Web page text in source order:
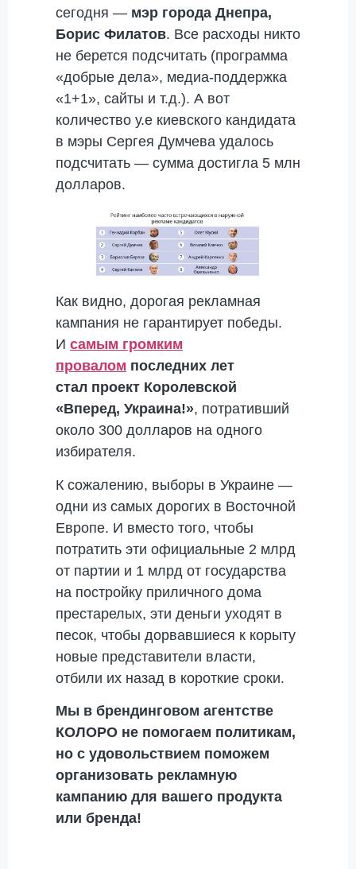
сегодня — мэр города Днепра,
Борис Филатов. Все расходы никто
не берется подсчитать (программа
«добрые дела», медиа-поддержка
«1+1», сайты и т.д.). А вот
количество у.е киевского кандидата
в мэры Сергея Думчева удалось
подсчитать — сумма достигла 5 млн
долларов.
Как видно, дорогая рекламная
кампания не гарантирует победы.
И самым громким
провалом последних лет
стал проект Королевской
«Вперед, Украина!», потративший
около 300 долларов на одного
избирателя.
К сожалению, выборы в Украине —
одни из самых дорогих в Восточной
Европе. И вместо того, чтобы
потратить эти официальные 2 млрд
от партии и 1 млрд от государства
на постройку приличного дома
престарелых, эти деньги уходят в
песок, чтобы дорвавшиеся к корыту
новые представители власти,
отбили их назад в короткие сроки.
Мы в брендинговом агентстве
КОЛОРО не помогаем политикам,
но с удовольствием поможем
организовать рекламную
кампанию для вашего продукта
или бренда!